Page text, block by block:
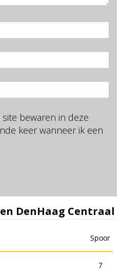
bewaren in deze
keer wanneer ik een
DenHaag Centraal